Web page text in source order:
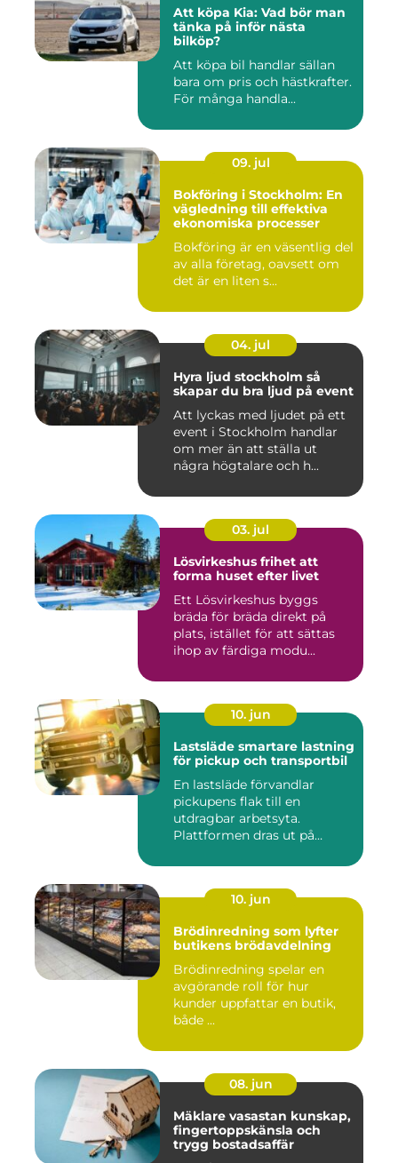
Att köpa Kia: Vad bör man
tänka på inför nästa
bilköp?
Att köpa bil handlar sällan
bara om pris och hästkrafter.
För många handla...
09. jul
Bokföring i Stockholm: En
vägledning till effektiva
ekonomiska processer
Bokföring är en väsentlig del
av alla företag, oavsett om
det är en liten s...
04. jul
Hyra ljud stockholm så
skapar du bra ljud på event
Att lyckas med ljudet på ett
event i Stockholm handlar
om mer än att ställa ut
några högtalare och h...
03. jul
Lösvirkeshus frihet att
forma huset efter livet
Ett Lösvirkeshus byggs
bräda för bräda direkt på
plats, istället för att sättas
ihop av färdiga modu...
10. jun
Lastsläde smartare lastning
för pickup och transportbil
En lastsläde förvandlar
pickupens flak till en
utdragbar arbetsyta.
Plattformen dras ut på
10. jun
Brödinredning som lyfter
butikens brödavdelning
Brödinredning spelar en
avgörande roll för hur
kunder uppfattar en butik,
både ...
08. jun
Mäklare vasastan kunskap,
fingertoppskänsla och
trygg bostadsaffär